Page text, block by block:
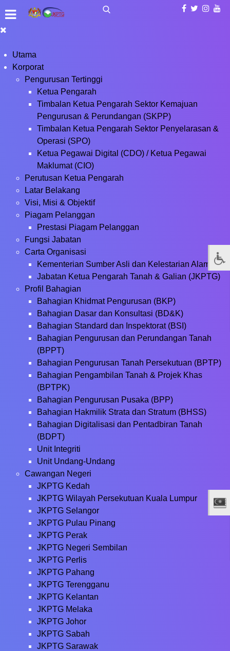
Utama
Korporat
Pengurusan Tertinggi
Ketua Pengarah
Timbalan Ketua Pengarah Sektor Kemajuan
Pengurusan & Perundangan (SKPP)
Timbalan Ketua Pengarah Sektor Penyelarasan &
Operasi (SPO)
Ketua Pegawai Digital (CDO) / Ketua Pegawai
Maklumat (CIO)
Perutusan Ketua Pengarah
Latar Belakang
Visi, Misi & Objektif
Piagam Pelanggan
Prestasi Piagam Pelanggan
Fungsi Jabatan
Carta Organisasi
Kementerian Sumber Asli dan Kelestarian Alam
Jabatan Ketua Pengarah Tanah & Galian (JKPTG)
Profil Bahagian
Bahagian Khidmat Pengurusan (BKP)
Bahagian Dasar dan Konsultasi (BD&K)
Bahagian Standard dan Inspektorat (BSI)
Bahagian Pengurusan dan Perundangan Tanah
(BPPT)
Bahagian Pengurusan Tanah Persekutuan (BPTP)
Bahagian Pengambilan Tanah & Projek Khas
(BPTPK)
Bahagian Pengurusan Pusaka (BPP)
Bahagian Hakmilik Strata dan Stratum (BHSS)
Bahagian Digitalisasi dan Pentadbiran Tanah
(BDPT)
Unit Integriti
Unit Undang-Undang
Cawangan Negeri
JKPTG Kedah
JKPTG Wilayah Persekutuan Kuala Lumpur
JKPTG Selangor
JKPTG Pulau Pinang
JKPTG Perak
JKPTG Negeri Sembilan
JKPTG Perlis
JKPTG Pahang
JKPTG Terengganu
JKPTG Kelantan
JKPTG Melaka
JKPTG Johor
JKPTG Sabah
JKPTG Sarawak